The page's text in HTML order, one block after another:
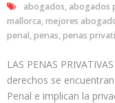
abogados, abogados
mallorca,mejores
penal,penas,penas
LAS PENAS
derechos se
Penal e implican la